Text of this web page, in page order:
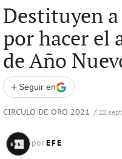
Destituyen
por hacer el
de Año
+ Seguir en
CIRCULO DE ORO 2021 / 22
por EFE